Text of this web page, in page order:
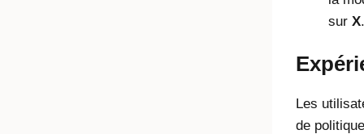
sur X.
Les
de